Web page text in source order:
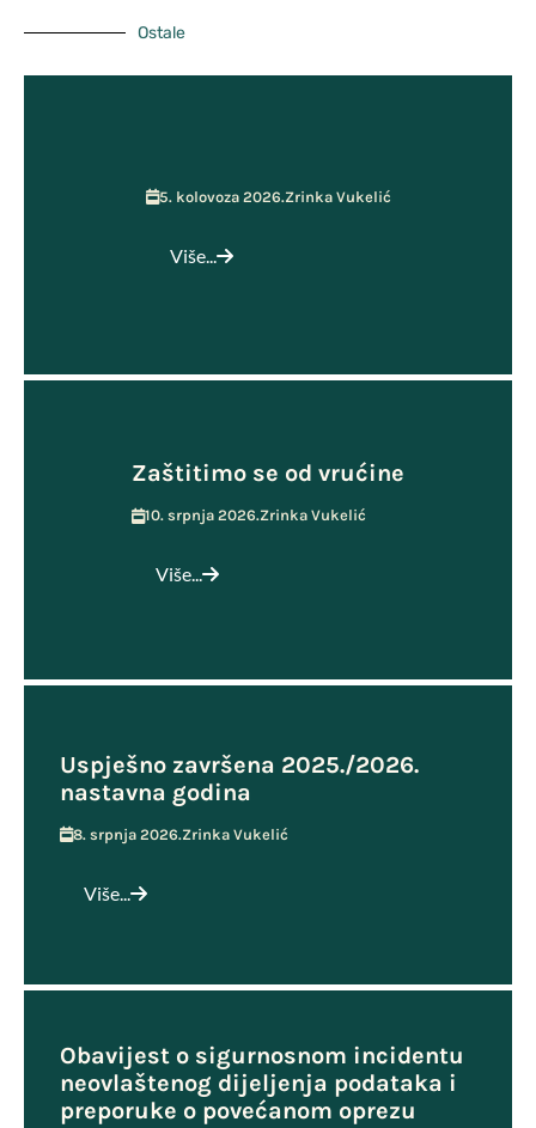
Ostale
5. kolovoza 2026.Zrinka Vukelić
Više...
Zaštitimo se od vrućine
10. srpnja 2026.Zrinka Vukelić
Više...
Uspješno završena 2025./2026.
nastavna godina
8. srpnja 2026.Zrinka Vukelić
Više...
Obavijest o sigurnosnom incidentu
neovlaštenog dijeljenja podataka i
preporuke o povećanom oprezu